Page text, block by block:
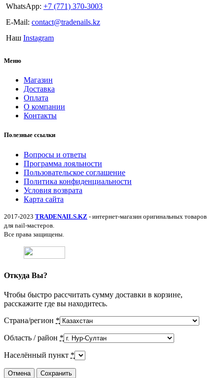
WhatsApp: +7 (771) 370-3003
E-Mail: contact@tradenails.kz
Наш Instagram
Меню
Магазин
Доставка
Оплата
О компании
Контакты
Полезные ссылки
Вопросы и ответы
Программа лояльности
Пользовательское соглашение
Политика конфиденциальности
Условия возврата
Карта сайта
2017-2023 TRADENAILS.KZ - интернет-магазин оригинальных товаров
для nail-мастеров.
Все права защищены.
Откуда Вы?
Чтобы быстро рассчитать сумму доставки в корзине,
расскажите где вы находитесь.
Страна/регион *
Область / район *
Населённый пункт *
Отмена Сохранить